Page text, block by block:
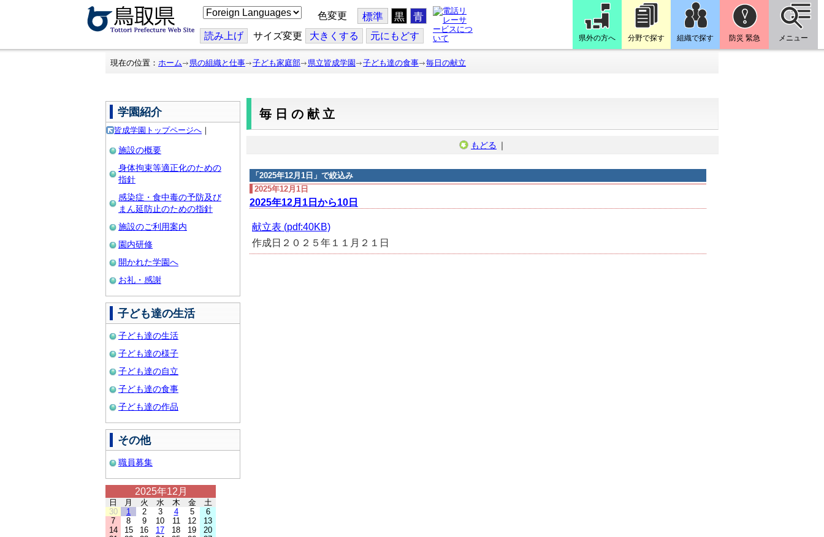
こ
の
ジ
を
翻
色変更 標準 黒 青
読み上げ サイズ変更 大きくする 元にもどす 県外の方へ 分野で探す 組織で探す 防災 緊急 メニュー
現在の位置： ホーム 県の組織と仕事 子ども家庭部 県立皆成学園 子ども達の食事 毎日の献立
学園紹介
皆成学園トップページへ ｜
施設の概要
身体拘束等適正化のための
指針
感染症・食中毒の予防及び
まん延防止のための指針
施設のご利用案内
園内研修
開かれた学園へ
お礼・感謝
子ども達の生活
子ども達の生活
子ども達の様子
子ども達の自立
子ども達の食事
子ども達の作品
その他
職員募集
2025年12月
日 月 火 水 木 金
土
30
1 2 3 4 5
6
7
8 9 10 11 12
13
14
15 16 17 18 19
20
毎日の献立
もどる ｜
「 2025年12月1日 」で絞込み
2025年12月1日
2025年12月1日から10日
献立表 (pdf:40KB)
作成日２０２５年１１月２１日